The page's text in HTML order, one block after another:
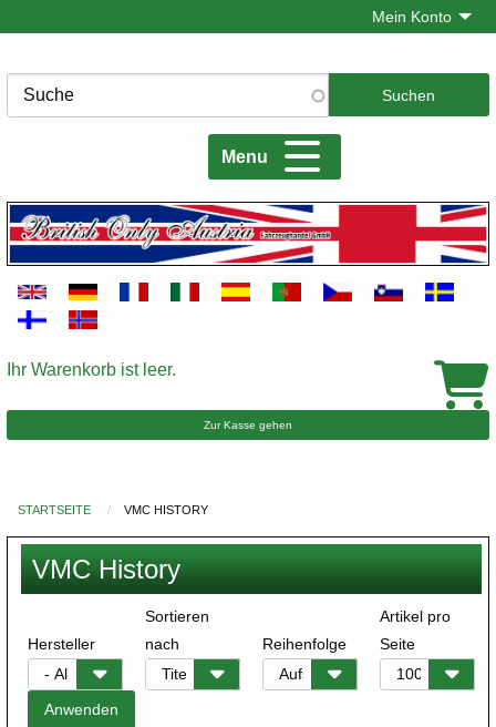
zum
Mein Konto
Suche
Menu
Warenkorb
Ihr Warenkorb ist leer.
Zur Kasse gehen
Du
bist
hier
STARTSEITE VMC HISTORY
VMC History
Hersteller
Sortieren
nach
Reihenfolge
Artikel pro
Seite